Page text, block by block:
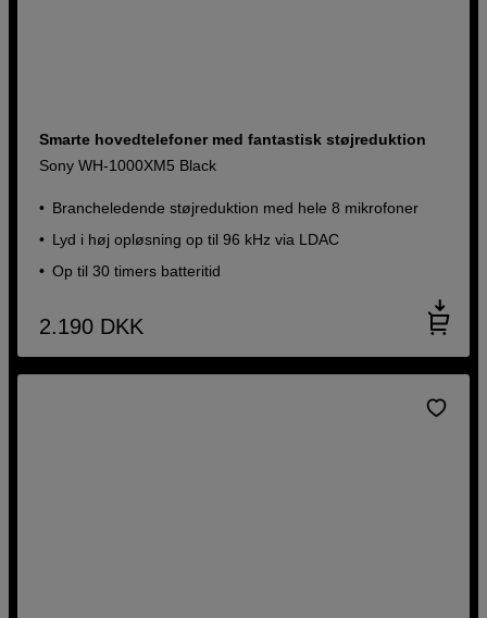
Smarte hovedtelefoner med fantastisk støjreduktion
Sony WH-1000XM5 Black
Brancheledende støjreduktion med hele 8 mikrofoner
Lyd i høj opløsning op til 96 kHz via LDAC
Op til 30 timers batteritid
2.190 DKK